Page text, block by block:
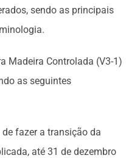
sendo as principais
Madeira Controlada (V3-1)
as seguintes
fazer a transição da
até 31 de dezembro